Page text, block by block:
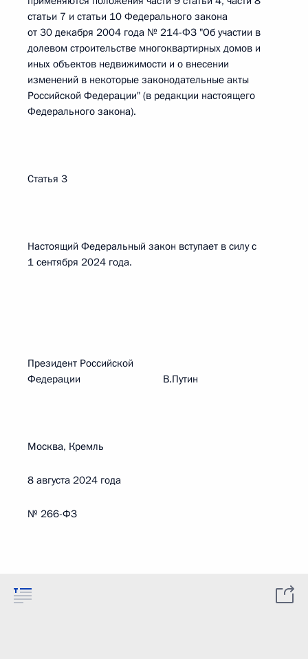
статьи 7 и статьи 10 Федерального закона
от 30 декабря 2004 года № 214-ФЗ "Об участии в
долевом строительстве многоквартирных домов и
иных объектов недвижимости и о внесении
изменений в некоторые законодательные акты
Российской Федерации" (в редакции настоящего
Федерального закона).
Статья 3
Настоящий Федеральный закон вступает в силу с
1 сентября 2024 года.
Президент Российской
Федерации В.Путин
Москва, Кремль
8 августа 2024 года
№ 266-ФЗ